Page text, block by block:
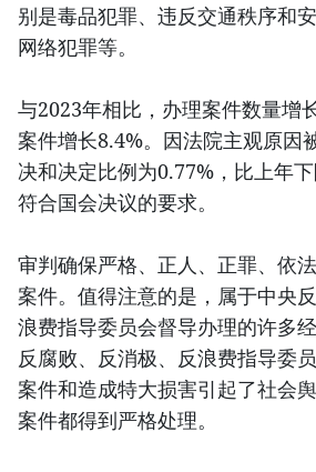
别是毒品犯罪、违反交通秩序和
网络犯罪等。
与2023年相比，办理案件数量增
案件增长8.4%。因法院主观原因
决和决定比例为0.77%，比上年
符合国会决议的要求。
审判确保严格、正人、正罪、依
案件。值得注意的是，属于中央
浪费指导委员会督导办理的许多
反腐败、反消极、反浪费指导委
案件和造成特大损害引起了社会
案件都得到严格处理。